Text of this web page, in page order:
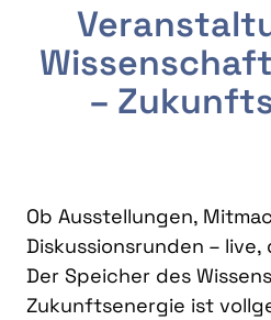
–
Ob Ausstellungen,
Diskussionsrunden –
Der Speicher des
Zukunftsenergie ist